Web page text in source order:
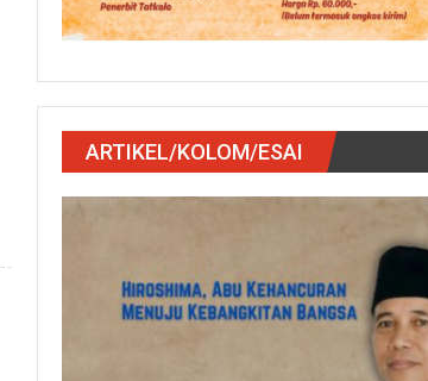
ARTIKEL/KOLOM/ESAI